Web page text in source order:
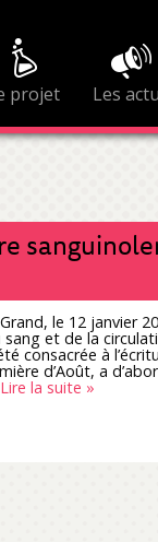
projet Les
le 12 janvier
et de la
consacrée à
d’Août, a
la suite »